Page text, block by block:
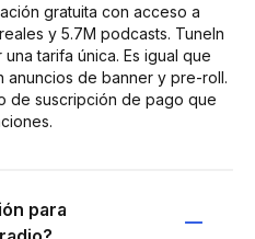
gratuita con acceso a
y 5.7M podcasts. TuneIn
tarifa única. Es igual que
anuncios de banner y pre-roll.
de suscripción de pago que
para